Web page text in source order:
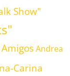
Show"
Amigos Andrea
Carina